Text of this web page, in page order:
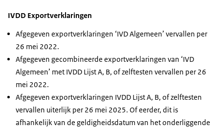
IVDD Exportverklaringen
Afgegeven exportverklaringen ‘IVD Algemeen’ vervallen per
26 mei 2022.
Afgegeven gecombineerde exportverklaringen van ‘IVD
Algemeen’ met IVDD Lijst A, B, of zelftesten vervallen per 26
mei 2022.
Afgegeven exportverklaringen IVDD Lijst A, B, of zelftesten
vervallen uiterlijk per 26 mei 2025. Of eerder, dit is
afhankelijk van de geldigheidsdatum van het onderliggende